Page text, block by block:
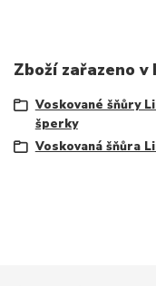
Zboží zařazeno
Voskované šňůry
šperky
Voskovaná šňůra